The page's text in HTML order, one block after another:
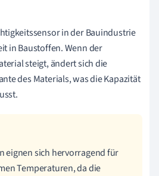
in der Bauindustrie
in Baustoffen. Wenn der
steigt, ändert sich die
des Materials, was die Kapazität
eignen sich hervorragend für
Temperaturen, da die